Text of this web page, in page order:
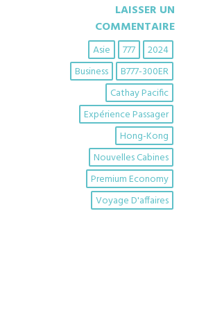
LAISSER UN
COMMENTAIRE
2024
777
Asie
B777-300ER
Business
Cathay Pacific
Expérience Passager
Hong-Kong
Nouvelles Cabines
Premium Economy
Voyage D'affaires